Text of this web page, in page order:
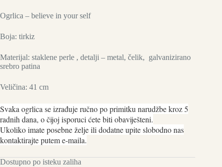
Ogrlica – believe in your self
Boja: tirkiz
Materijal: staklene perle , detalji – metal, čelik, galvanizirano
srebro patina
Veličina: 41 cm
Svaka ogrlica se izrađuje ručno po primitku narudžbe kroz 5
radnih dana, o čijoj isporuci ćete biti obaviješteni.
Ukoliko imate posebne želje ili dodatne upite slobodno nas
kontaktirajte putem e-maila.
Dostupno po isteku zaliha